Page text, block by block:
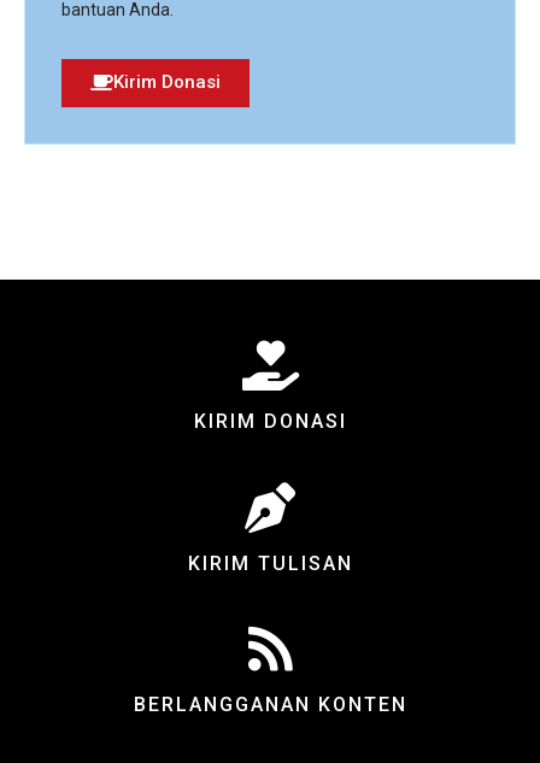
bantuan Anda.
Kirim Donasi
KIRIM DONASI
KIRIM TULISAN
BERLANGGANAN KONTEN